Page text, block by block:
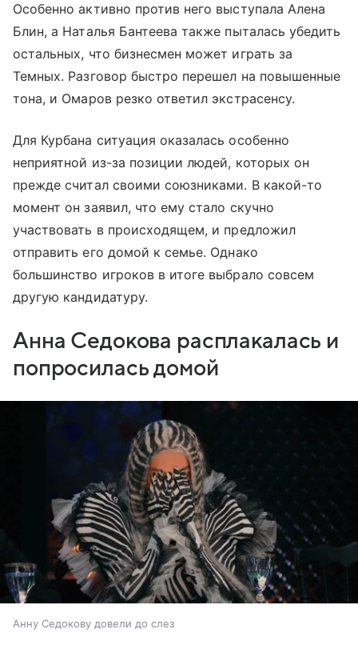
Особенно активно против него выступала Алена
Блин, а Наталья Бантеева также пыталась убедить
остальных, что бизнесмен может играть за
Темных. Разговор быстро перешел на повышенные
тона, и Омаров резко ответил экстрасенсу.
Для Курбана ситуация оказалась особенно
неприятной из-за позиции людей, которых он
прежде считал своими союзниками. В какой-то
момент он заявил, что ему стало скучно
участвовать в происходящем, и предложил
отправить его домой к семье. Однако
большинство игроков в итоге выбрало совсем
другую кандидатуру.
Анна Седокова расплакалась и
попросилась домой
Анну Седокову довели до слез